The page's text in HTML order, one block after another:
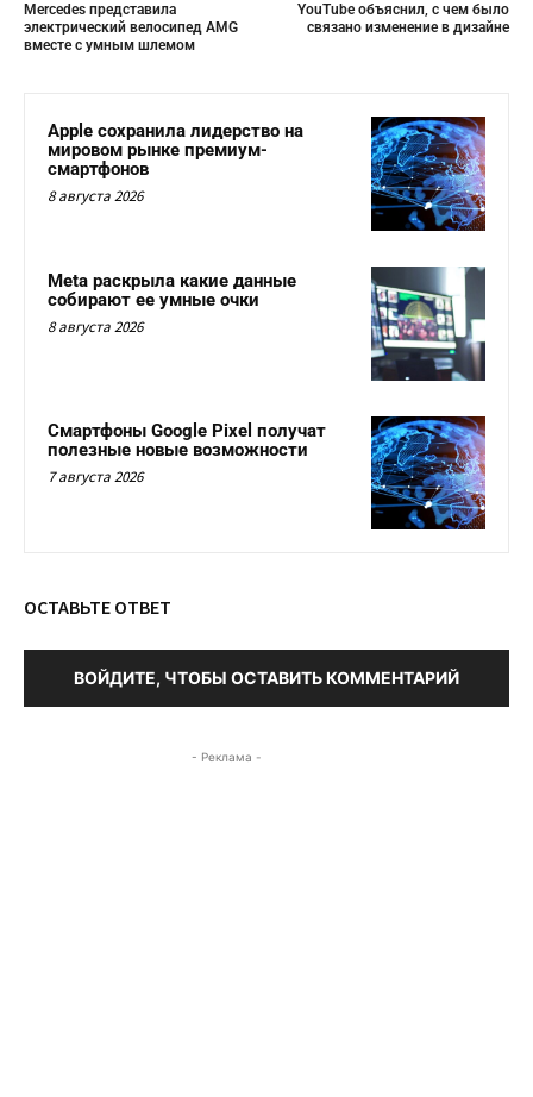
Mercedes представила
электрический велосипед AMG
вместе с умным шлемом
YouTube объяснил, с чем было
связано изменение в дизайне
Apple сохранила лидерство на
мировом рынке премиум-
смартфонов
8 августа 2026
Meta раскрыла какие данные
собирают ее умные очки
8 августа 2026
Смартфоны Google Pixel получат
полезные новые возможности
7 августа 2026
ОСТАВЬТЕ ОТВЕТ
ВОЙДИТЕ, ЧТОБЫ ОСТАВИТЬ КОММЕНТАРИЙ
- Реклама -